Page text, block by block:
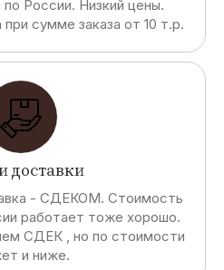
России. Низкий цены.
сумме заказа от 10 т.р.
доставки
- СДЕКОМ. Стоимость
работает тоже хорошо.
СДЕК , но по стоимости
и ниже.